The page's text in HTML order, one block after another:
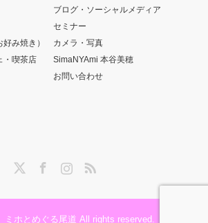
み焼き）
・喫茶店
ブログ・ソーシャルメディア
セミナー
カメラ・写真
SimaNYAmi 本谷美穂
お問い合わせ
RSS
ミホとめぐる尾道 All rights reserved.